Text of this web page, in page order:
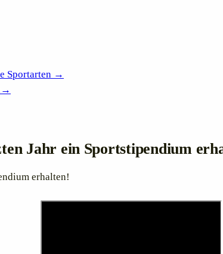
Sportarten →
→
Jahr ein Sportstipendium
erhalten!